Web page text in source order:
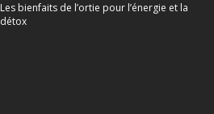
Les bienfaits de l’ortie pour l’énergie et la
détox